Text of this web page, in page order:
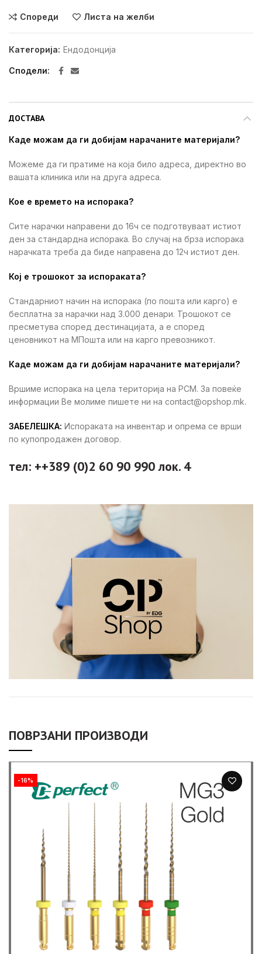
Спореди Листа на желби
Категорија: Ендодонција
Сподели
ДОСТАВА
Каде можам да ги добијам нарачаните материјали?
Можеме да ги пратиме на која било адреса, директно во
вашата клиника или на друга адреса.
Кое е времето на испорака?
Сите нарачки направени до 16ч се подготвуваат истиот
ден за стандардна испорака. Во случај на брза испорака
нарачката треба да биде направена до 12ч истиот ден.
Кој е трошокот за испораката?
Стандарниот начин на испорака (по пошта или карго) е
бесплатна за нарачки над 3.000 денари. Трошокот се
пресметува според дестинацијата, а е според
ценовникот на МПошта или на карго превозникот.
Каде можам да ги добијам нарачаните материјали?
Вршиме испорака на цела територија на РСМ. За повеќе
информации Ве молиме пишете ни на contact@opshop.mk.
ЗАБЕЛЕШКА: Испораката на инвентар и опрема се врши
по купопродажен договор.
тел: ++389 (0)2 60 90 990 лок. 4
ПОВРЗАНИ ПРОИЗВОДИ
-16%